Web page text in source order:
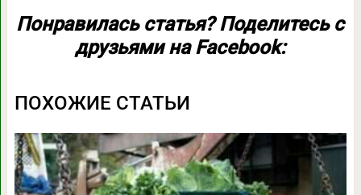
Понравилась статья? Поделитесь с
друзьями на Facebook:
ПОХОЖИЕ СТАТЬИ